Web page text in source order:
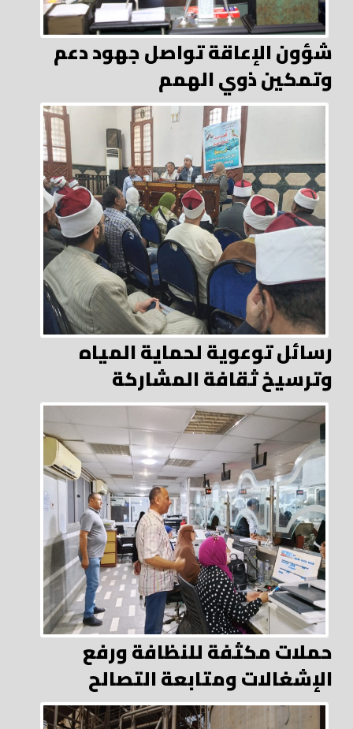
شؤون الإعاقة تواصل جهود دعم
وتمكين ذوي الهمم
رسائل توعوية لحماية المياه
وترسيخ ثقافة المشاركة
حملات مكثفة للنظافة ورفع
الإشغالات ومتابعة التصالح